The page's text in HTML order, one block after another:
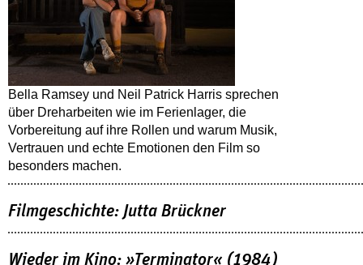
Bella Ramsey und Neil Patrick Harris sprechen
über Dreharbeiten wie im Ferienlager, die
Vorbereitung auf ihre Rollen und warum Musik,
Vertrauen und echte Emotionen den Film so
besonders machen.
Filmgeschichte: Jutta Brückner
Wieder im Kino: »Terminator« (1984)